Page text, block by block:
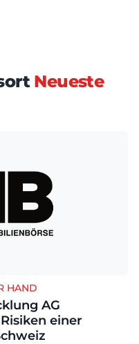
Neueste
HAND
AG
einer